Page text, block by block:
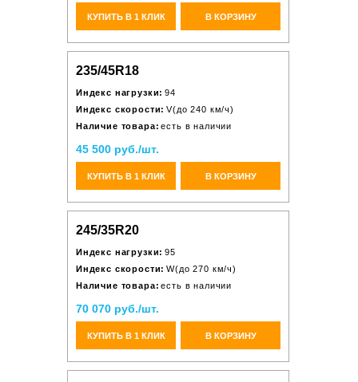
КУПИТЬ В 1 КЛИК В КОРЗИНУ
235/45R18
Индекс нагрузки: 94
Индекс скорости: V(до 240 км/ч)
Наличие товара: есть в наличии
45 500 руб./шт.
КУПИТЬ В 1 КЛИК В КОРЗИНУ
245/35R20
Индекс нагрузки: 95
Индекс скорости: W(до 270 км/ч)
Наличие товара: есть в наличии
70 070 руб./шт.
КУПИТЬ В 1 КЛИК В КОРЗИНУ